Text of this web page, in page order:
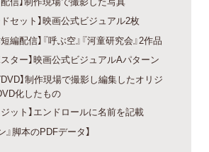
ドセット】映画公式ビジュアル2枚
編配信】『呼ぶ空』『河童研究会』2作品
スター】映画公式ビジュアルAパターン
DVD】制作現場で撮影し編集したオリジ
化したもの
ジット】エンドロールに名前を記載
』脚本のPDFデータ】